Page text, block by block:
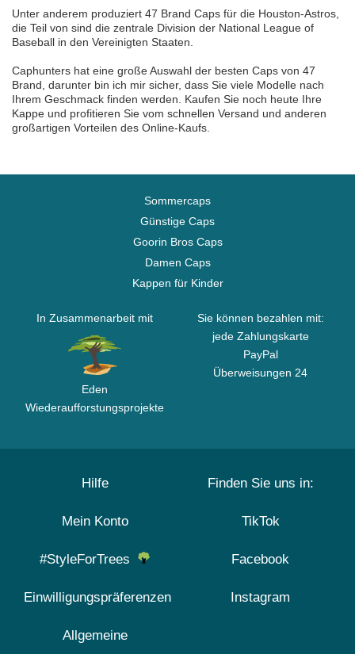
Unter anderem produziert 47 Brand Caps für die Houston-Astros,
die Teil von sind die zentrale Division der National League of
Baseball in den Vereinigten Staaten.
Caphunters hat eine große Auswahl der besten Caps von 47
Brand, darunter bin ich mir sicher, dass Sie viele Modelle nach
Ihrem Geschmack finden werden. Kaufen Sie noch heute Ihre
Kappe und profitieren Sie vom schnellen Versand und anderen
großartigen Vorteilen des Online-Kaufs.
Sommercaps
Günstige Caps
Goorin Bros Caps
Damen Caps
Kappen für Kinder
In Zusammenarbeit mit
Eden
Wiederaufforstungsprojekte
Sie können bezahlen mit:
jede Zahlungskarte
PayPal
Überweisungen 24
Hilfe
Mein Konto
#StyleForTrees
Einwilligungspräferenzen
Allgemeine
Finden Sie uns in:
TikTok
Facebook
Instagram